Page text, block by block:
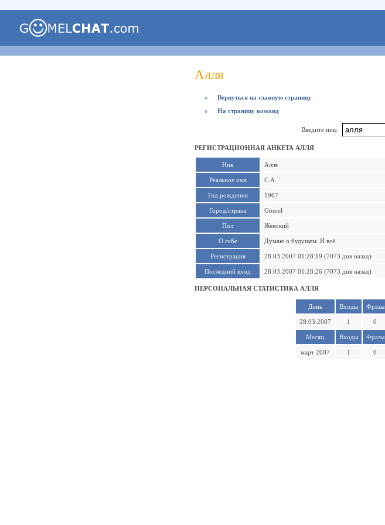
Алля
●
Вернуться на главную страницу
●
На страницу команд
Введите ник:
РЕГИСТРАЦИОННАЯ АНКЕТА АЛЛЯ
Ник Алля
Реальное имя С.А.
Год рождения 1967
Город/страна Gomel
Пол Женский
О себе Думаю о будущем. И всё.
Регистрация 28.03.2007 01:28:19 (7073 дня назад)
Последний вход 28.03.2007 01:28:26 (7073 дня назад)
ПЕРСОНАЛЬНАЯ СТАТИСТИКА АЛЛЯ
День Входы Фразы
28.03.2007 1 0
Месяц Входы Фразы
март 2007 1 0